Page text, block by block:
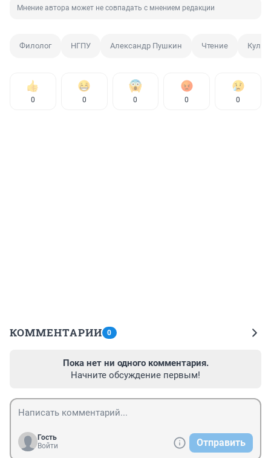
Мнение автора может не совпадать с мнением редакции
Филолог НГПУ Александр Пушкин Чтение
0 0 0 0 0
КОММЕНТАРИИ 0
Пока нет ни одного комментария.
Начните обсуждение первым!
Гость
Войти
Отправить